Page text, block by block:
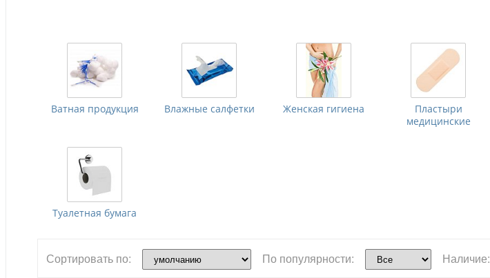
Ватная продукция Влажные салфетки Женская гигиена
Пластыри
медицинские
Туалетная бумага
Сортировать по: По популярности: Наличие: